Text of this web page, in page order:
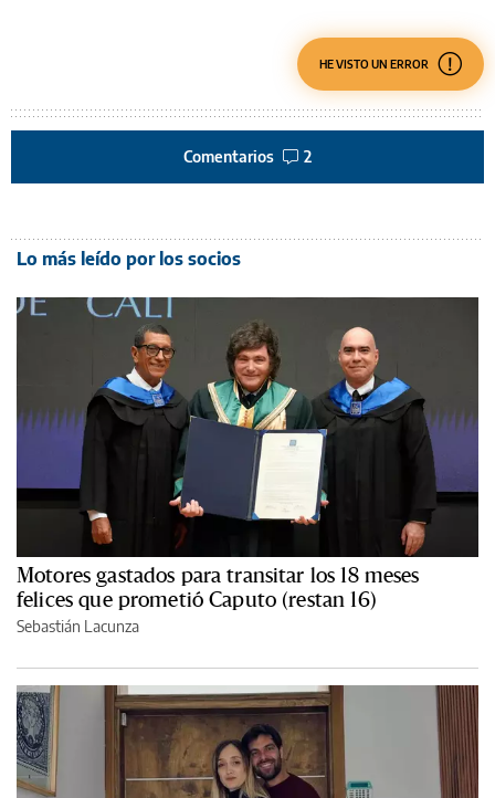
HE VISTO UN ERROR
Comentarios 2
Lo más leído por los socios
Motores gastados para transitar los 18 meses
felices que prometió Caputo (restan 16)
Sebastián Lacunza